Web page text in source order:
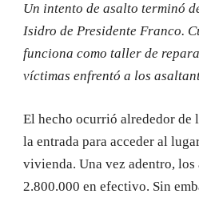
Un intento de asalto terminó
Isidro de Presidente Franco.
funciona como taller de
víctimas enfrentó a los
El hecho ocurrió alrededor de
la entrada para acceder al
vivienda. Una vez adentro,
2.800.000 en efectivo. Sin